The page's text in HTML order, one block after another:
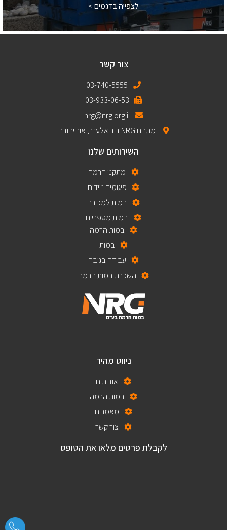
לצפייה בדגמים >
צור קשר
03-740-5555
03-933-06-53
nrg@nrg.org.il
מתחם NRG דוד אלעזר, אור יהודה
השירותים שלנו
מתקני הרמה
פיגומים ניידים
במות למכירה
במות מספריים
במות הרמה
במות
עבודה בגובה
השכרת במות הרמה
ניווט מהיר
אודותינו
במות הרמה
מאמרים
צור קשר
לקבלת פרטים מלאו את הטופס